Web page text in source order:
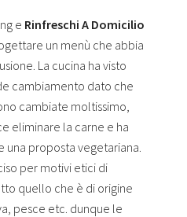
e Rinfreschi A Domicilio
un menù che abbia
La cucina ha visto
cambiamento dato che
cambiate moltissimo,
eliminare la carne e ha
una proposta vegetariana.
per motivi etici di
quello che è di origine
pesce etc. dunque le